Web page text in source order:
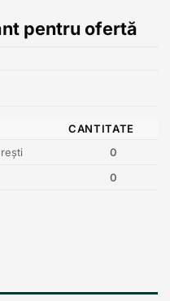
pentru ofertă
CANTITATE
0
0